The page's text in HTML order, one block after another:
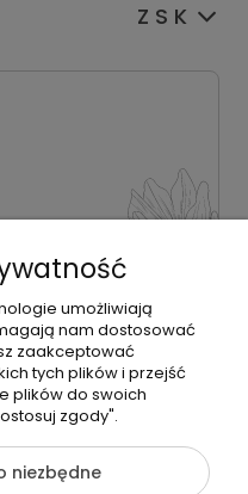
Z S K
| Zrób Sobie Krem
umożliwiają
nam dostosować
zaakceptować
tych plików i przejść
plików do swoich
zgody".
niezbędne